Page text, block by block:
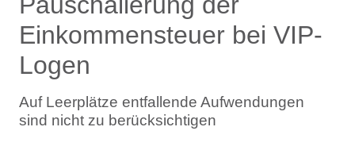
Einkommensteuer bei VIP-
Logen
Auf Leerplätze entfallende Aufwendungen
sind nicht zu berücksichtigen